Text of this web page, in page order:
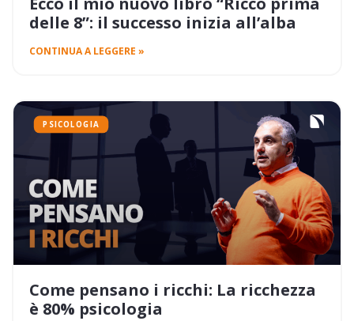
delle 8”: il successo inizia all’alba
CONTINUA A LEGGERE »
PSICOLOGIA
Come pensano i ricchi: La ricchezza
è 80% psicologia